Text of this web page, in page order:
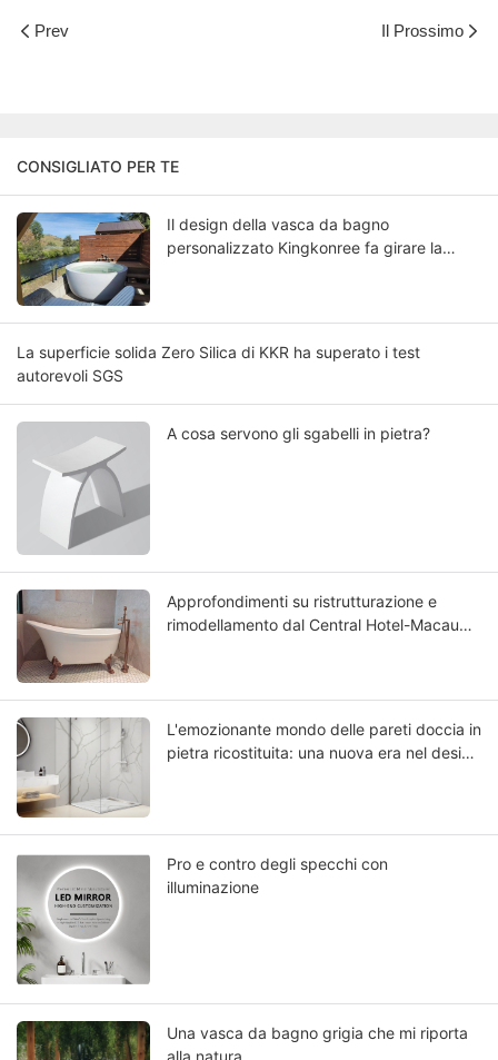
Prev Il Prossimo
CONSIGLIATO PER TE
Il design della vasca da bagno
personalizzato Kingkonree fa girare la
La superficie solida Zero Silica di KKR ha superato i test
autorevoli SGS
A cosa servono gli sgabelli in pietra?
Approfondimenti su ristrutturazione e
rimodellamento dal Central Hotel-Macau
L'emozionante mondo delle pareti doccia in
pietra ricostituita: una nuova era nel design
Pro e contro degli specchi con
illuminazione
Una vasca da bagno grigia che mi riporta